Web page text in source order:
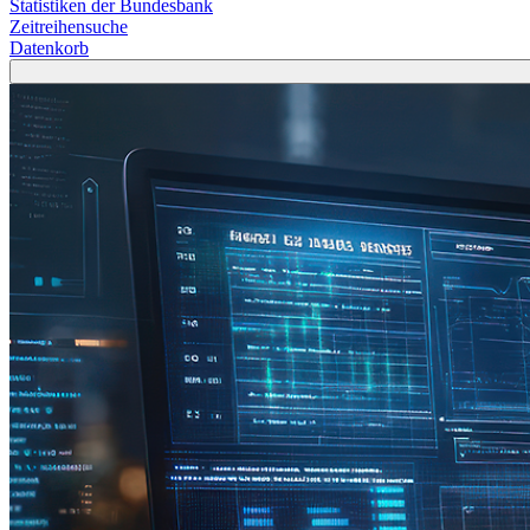
Statistiken der Bundesbank
Zeitreihensuche
Datenkorb